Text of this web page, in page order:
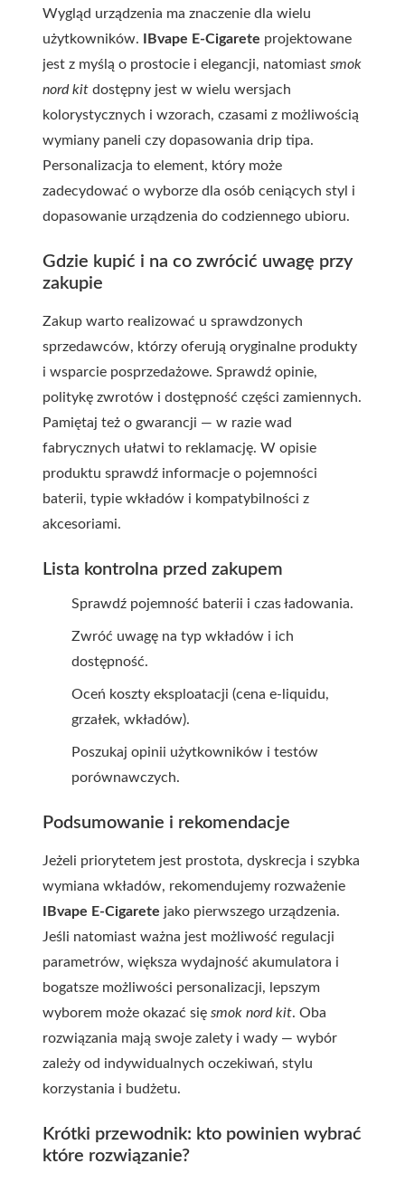
Wygląd urządzenia ma znaczenie dla wielu
użytkowników.
IBvape E-Cigarete projektowane
jest z myślą o prostocie i elegancji, natomiast smok
nord kit dostępny jest w wielu wersjach
kolorystycznych i wzorach, czasami z możliwością
wymiany paneli czy dopasowania drip tipa.
Personalizacja to element, który może
zadecydować o wyborze dla osób ceniących styl i
dopasowanie urządzenia do codziennego ubioru.
Gdzie kupić i na co zwrócić uwagę przy
zakupie
Zakup warto realizować u sprawdzonych
sprzedawców, którzy oferują oryginalne produkty
i wsparcie posprzedażowe. Sprawdź opinie,
politykę zwrotów i dostępność części zamiennych.
Pamiętaj też o gwarancji — w razie wad
fabrycznych ułatwi to reklamację. W opisie
produktu sprawdź informacje o pojemności
baterii, typie wkładów i kompatybilności z
akcesoriami.
Lista kontrolna przed zakupem
Sprawdź pojemność baterii i czas ładowania.
Zwróć uwagę na typ wkładów i ich
dostępność.
Oceń koszty eksploatacji (cena e-liquidu,
grzałek, wkładów).
Poszukaj opinii użytkowników i testów
porównawczych.
Podsumowanie i rekomendacje
Jeżeli priorytetem jest prostota, dyskrecja i szybka
wymiana wkładów, rekomendujemy rozważenie
IBvape E-Cigarete jako pierwszego urządzenia.
Jeśli natomiast ważna jest możliwość regulacji
parametrów, większa wydajność akumulatora i
bogatsze możliwości personalizacji, lepszym
wyborem może okazać się smok nord kit. Oba
rozwiązania mają swoje zalety i wady — wybór
zależy od indywidualnych oczekiwań, stylu
korzystania i budżetu.
Krótki przewodnik: kto powinien wybrać
które rozwiązanie?